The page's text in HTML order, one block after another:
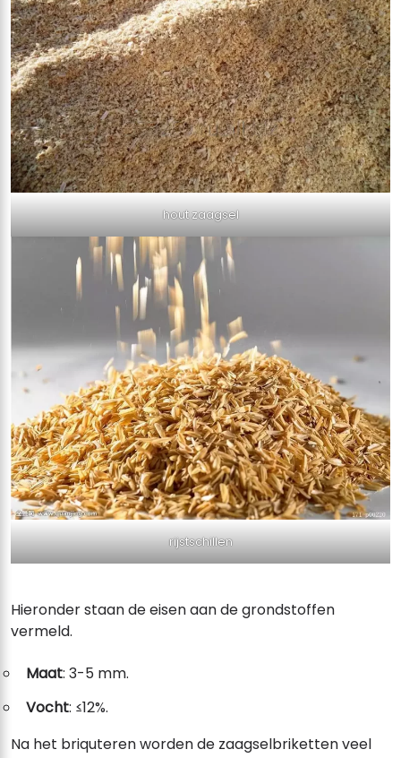
hout zaagsel
rijstschillen
Hieronder staan ​​de eisen aan de grondstoffen
vermeld.
Maat: 3-5 mm.
Vocht: ≤12%.
Na het briquteren worden de zaagselbriketten veel